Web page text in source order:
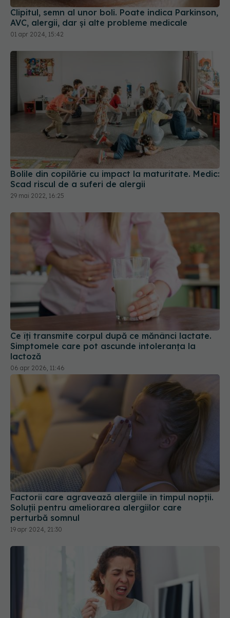
Clipitul, semn al unor boli. Poate indica Parkinson,
AVC, alergii, dar și alte probleme medicale
01 apr 2024, 15:42
Bolile din copilărie cu impact la maturitate. Medic:
Scad riscul de a suferi de alergii
29 mai 2022, 16:25
Ce îți transmite corpul după ce mănânci lactate.
Simptomele care pot ascunde intoleranța la
lactoză
06 apr 2026, 11:46
Factorii care agravează alergiile în timpul nopții.
Soluții pentru ameliorarea alergiilor care
perturbă somnul
19 apr 2024, 21:30